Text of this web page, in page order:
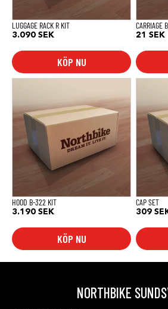
LUGGAGE RACK R KIT
3.090 SEK
KÖP NU
CARRIAGE
21 SEK
HOOD B-322 KIT
3.190 SEK
KÖP NU
CAP SET
309
NORTHBIKE